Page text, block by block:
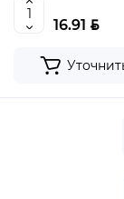
16.91 BYN